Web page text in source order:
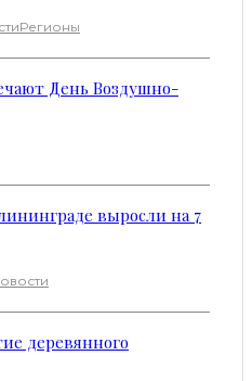
Регионы
День Воздушно-
выросли на 7
деревянного